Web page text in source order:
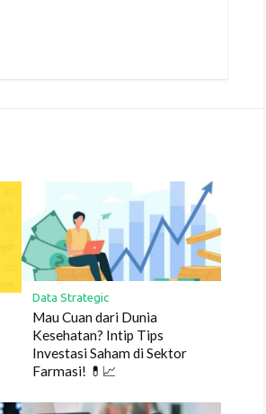
Data Strategic
Mau Cuan dari Dunia
Kesehatan? Intip Tips
Investasi Saham di Sektor
Farmasi! 💊📈